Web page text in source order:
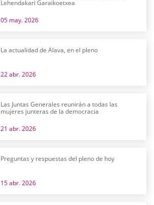
Lehendakari Garaikoetxea
05 may. 2026
La actualidad de Álava, en el pleno
22 abr. 2026
Las Juntas Generales reunirán a todas las
mujeres junteras de la democracia
21 abr. 2026
Preguntas y respuestas del pleno de hoy
15 abr. 2026